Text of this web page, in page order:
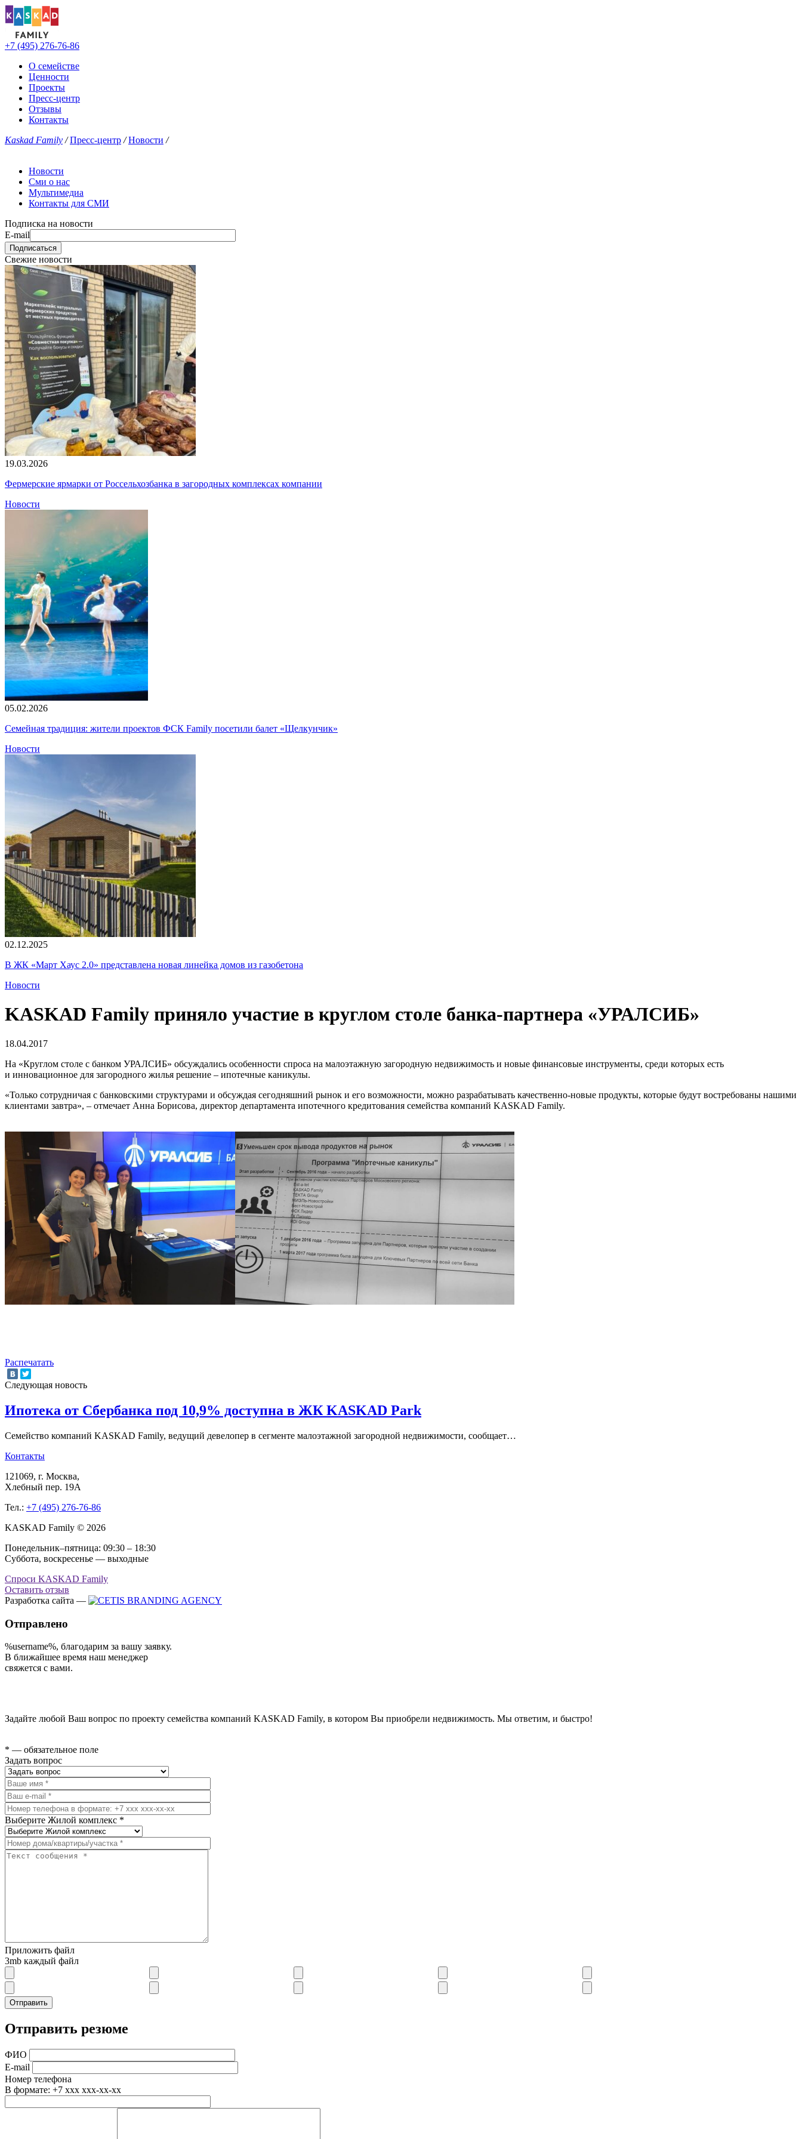
+7 (495) 276-76-86
О семействе
Ценности
Проекты
Пресс-центр
Отзывы
Контакты
Kaskad Family / Пресс-центр / Новости /
Новости
Сми о нас
Мультимедиа
Контакты для СМИ
Подписка на новости
E-mail
Свежие новости
19.03.2026
Фермерские ярмарки от Россельхозбанка в загородных комплексах компании
Новости
05.02.2026
Семейная традиция: жители проектов ФСК Family посетили балет «Щелкунчик»
Новости
02.12.2025
В ЖК «Март Хаус 2.0» представлена новая линейка домов из газобетона
Новости
KASKAD Family приняло участие в круглом столе банка-партнера «УРАЛСИБ»
18.04.2017
На «Круглом столе с банком УРАЛСИБ» обсуждались особенности спроса на малоэтажную загородную недвижимость и новые финансовые инструменты, среди которых есть
и инновационное для загородного жилья решение – ипотечные каникулы.
«Только сотрудничая с банковскими структурами и обсуждая сегодняшний рынок и его возможности, можно разрабатывать качественно-новые продукты, которые будут востребованы нашими
клиентами завтра», – отмечает Анна Борисова, директор департамента ипотечного кредитования семейства компаний KASKAD Family.
Распечатать
Следующая новость
Ипотека от Сбербанка под 10,9% доступна в ЖК KASKAD Park
Семейство компаний KASKAD Family, ведущий девелопер в сегменте малоэтажной загородной недвижимости, сообщает…
Контакты
121069, г. Москва,
Хлебный пер. 19А
Тел.: +7 (495) 276-76-86
KASKAD Family © 2026
Понедельник–пятница: 09:30 – 18:30
Суббота, воскресенье — выходные
Спроси KASKAD Family
Оставить отзыв
Разработка сайта —
Отправлено
%username%, благодарим за вашу заявку.
В ближайшее время наш менеджер
свяжется с вами.
Задайте любой Ваш вопрос по проекту семейства компаний KASKAD Family, в котором Вы приобрели недвижимость. Мы ответим, и быстро!
* — обязательное поле
Задать вопрос
Выберите Жилой комплекс *
Приложить файл
3mb каждый файл
Отправить резюме
ФИО
E-mail
Номер телефона
В формате: +7 xxx xxx-xx-xx